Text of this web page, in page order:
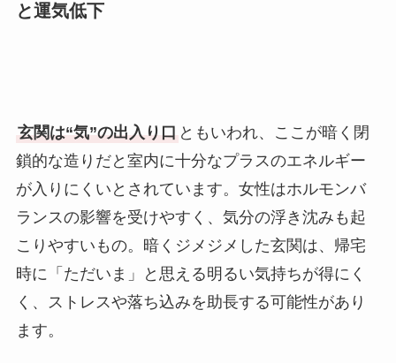
と運気低下
玄関は“気”の出入り口 ともいわれ、ここが暗く閉
鎖的な造りだと室内に十分なプラスのエネルギー
が入りにくいとされています。女性はホルモンバ
ランスの影響を受けやすく、気分の浮き沈みも起
こりやすいもの。暗くジメジメした玄関は、帰宅
時に「ただいま」と思える明るい気持ちが得にく
く、ストレスや落ち込みを助長する可能性があり
ます。